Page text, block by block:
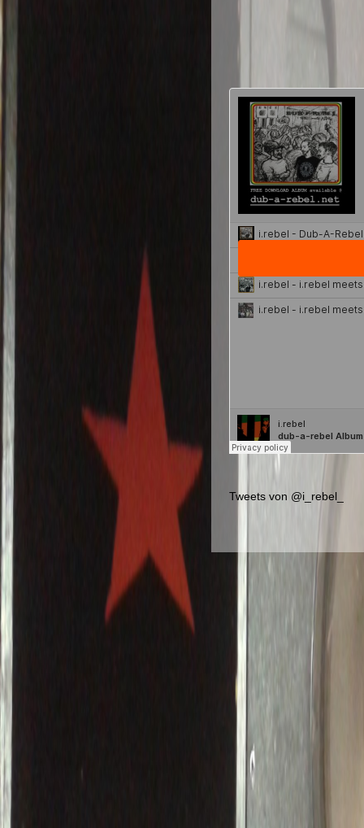
Tweets von @i_rebel_